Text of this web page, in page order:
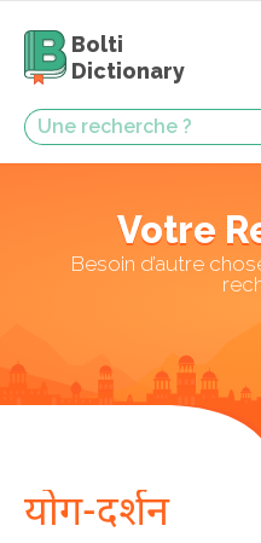
Bolti
Dictionary
Votre
Besoin d’autre
योग-दर्शन